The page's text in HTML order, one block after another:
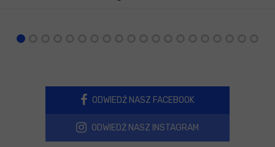
ODWIEDŹ NASZ FACEBOOK
ODWIEDŹ NASZ INSTAGRAM